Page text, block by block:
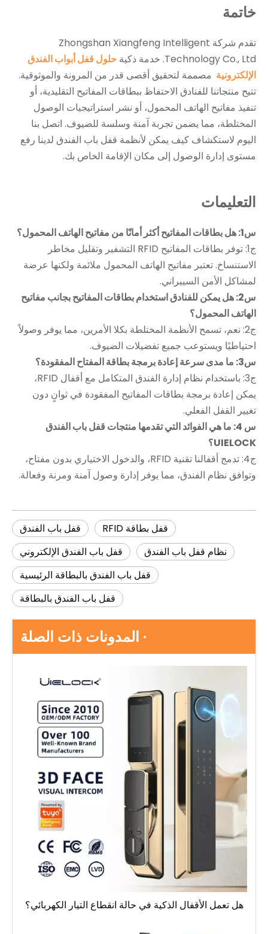
خاتمة
تقدم شركة Zhongshan Xiangfeng Intelligent
Technology Co., Ltd. خدمة ذكية
حلول قفل أبواب الفندق
الإلكترونية مصممة لتحقيق أقصى قدر من المرونة والموثوقية.
تتيح منتجاتنا للفنادق الاحتفاظ ببطاقات المفاتيح التقليدية، أو
تنفيذ مفاتيح الهاتف المحمول، أو نشر استراتيجيات الوصول
المختلطة، مما يضمن تجربة آمنة وسلسة للضيوف. اتصل بنا
اليوم لاستكشاف كيف يمكن لأنظمة قفل باب الفندق لدينا رفع
مستوى إدارة الوصول إلى مكان الإقامة الخاص بك.
التعليمات
س1: هل بطاقات المفاتيح أكثر أمانًا من مفاتيح الهاتف المحمول؟
ج1: توفر بطاقات المفاتيح RFID التشفير وتقليل مخاطر
الاستنساخ. تعتبر مفاتيح الهاتف المحمول ملائمة ولكنها عرضة
لمشاكل الأمن السيبراني.
س2: هل يمكن للفنادق استخدام بطاقات المفاتيح بجانب مفاتيح
الهاتف المحمول؟
ج2: نعم، تسمح الأنظمة المختلطة بكلا الأمرين، مما يوفر وصولاً
احتياطيًا ويستوعب جميع تفضيلات الضيوف.
س3: ما مدى سرعة إعادة برمجة بطاقة المفتاح المفقودة؟
ج3: باستخدام نظام إدارة الفندق المتكامل مع أقفال RFID،
يمكن إعادة برمجة بطاقات المفاتيح المفقودة في ثوانٍ دون
تغيير القفل الفعلي.
س 4: ما هي الفوائد التي تقدمها منتجات قفل باب الفندق
UIELOCK؟
ج4: تدمج أقفالنا تقنية RFID، والدخول الاختياري بدون مفتاح،
وتوافق نظام الفندق، مما يوفر إدارة وصول آمنة ومرنة وفعالة.
قفل باب الفندق
قفل بطاقة RFID
قفل باب الفندق الإلكتروني
نظام قفل باب الفندق
قفل باب الفندق بالبطاقة الرئيسية
قفل باب الفندق بالبطاقة
· المدونات ذات الصلة
هل تعمل الأقفال الذكية في حالة انقطاع التيار الكهربائي؟